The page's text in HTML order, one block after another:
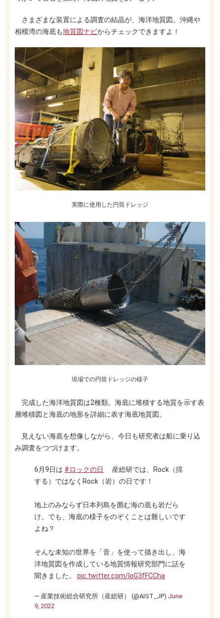
さまざまな装置による調査の結晶が、海洋地質図。沖縄や
相模湾の海底も地質図ナビからチェックできますよ！
実際に使用した円筒ドレッジ
現場での円筒ドレッジの様子
完成した海洋地質図は2種類。海底に堆積する地質を示す表
層堆積図と海底の地形を詳細に表す海底地質図。
見えない海底を想像しながら、今日も研究者は船に乗り込
み調査をつづけます。
6月9日は #ロックの日
産総研では、Rock（揺
する）ではなくRock（岩）の日です！
地上のみならず日本列島を囲む海の底も岩だら
け。でも、海底の様子をのぞくことは難しいです
よね？
そんな未知の世界を「音」を使って描き出し、海
洋地質図を作成している地質情報研究部門に話を
聞きました。 pic.twitter.com/loG3fFCCha
— 産業技術総合研究所（産総研） (@AIST_JP) June
9, 2022